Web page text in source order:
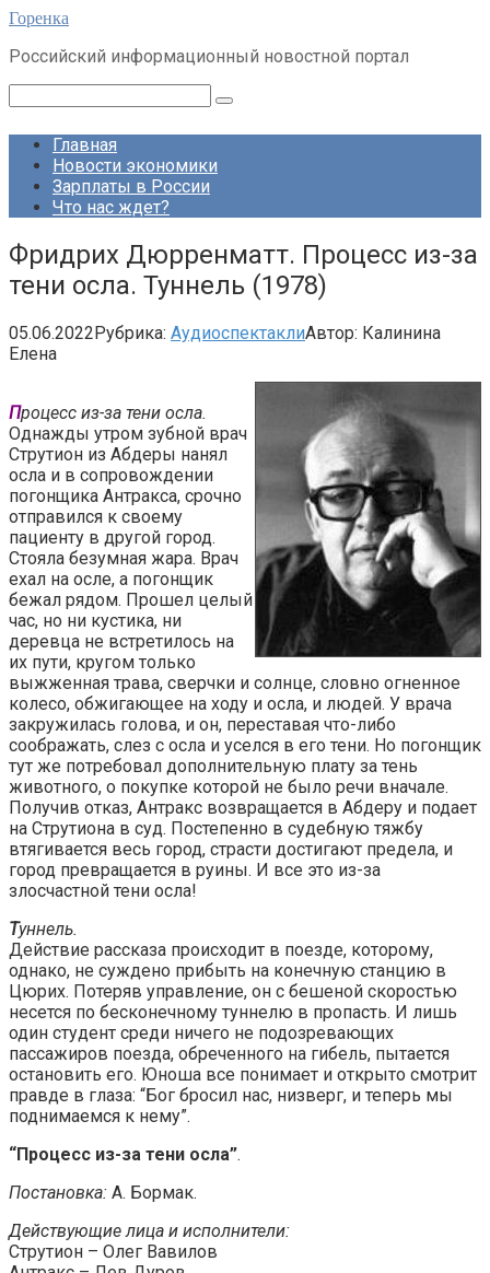
Перейти
контенту
Горенка
Российский информационный новостной портал
Главная
Новости экономики
Зарплаты в России
Что нас ждет?
Фридрих Дюрренматт. Процесс из-за
тени осла. Туннель (1978)
05.06.2022Рубрика: АудиоспектаклиАвтор: Калинина
Елена
Процесс из-за тени осла.
Однажды утром зубной врач
Струтион из Абдеры нанял
осла и в сопровождении
погонщика Антракса, срочно
отправился к своему
пациенту в другой город.
Стояла безумная жара. Врач
ехал на осле, а погонщик
бежал рядом. Прошел целый
час, но ни кустика, ни
деревца не встретилось на
их пути, кругом только
выжженная трава, сверчки и солнце, словно огненное
колесо, обжигающее на ходу и осла, и людей. У врача
закружилась голова, и он, переставая что-либо
соображать, слез с осла и уселся в его тени. Но погонщик
тут же потребовал дополнительную плату за тень
животного, о покупке которой не было речи вначале.
Получив отказ, Антракс возвращается в Абдеру и подает
на Струтиона в суд. Постепенно в судебную тяжбу
втягивается весь город, страсти достигают предела, и
город превращается в руины. И все это из-за
злосчастной тени осла!
Туннель.
Действие рассказа происходит в поезде, которому,
однако, не суждено прибыть на конечную станцию в
Цюрих. Потеряв управление, он с бешеной скоростью
несется по бесконечному туннелю в пропасть. И лишь
один студент среди ничего не подозревающих
пассажиров поезда, обреченного на гибель, пытается
остановить его. Юноша все понимает и открыто смотрит
правде в глаза: “Бог бросил нас, низверг, и теперь мы
поднимаемся к нему”.
“Процесс из-за тени осла”.
Постановка: А. Бормак.
Действующие лица и исполнители:
Струтион – Олег Вавилов